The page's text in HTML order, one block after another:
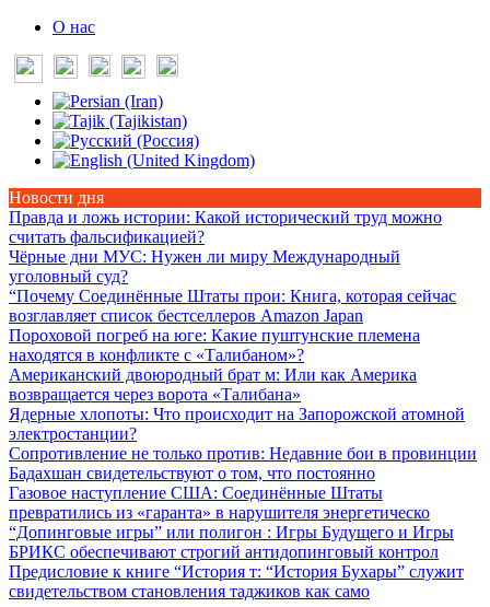
О нас
Новости дня
Правда и ложь истории: Какой исторический труд можно
считать фальсификацией?
Чёрные дни МУС: Нужен ли миру Международный
уголовный суд?
“Почему Соединённые Штаты прои: Книга, которая сейчас
возглавляет список бестселлеров Amazon Japan
Пороховой погреб на юге: Какие пуштунские племена
находятся в конфликте с «Талибаном»?
Американский двоюродный брат м: Или как Америка
возвращается через ворота «Талибана»
Ядерные хлопоты: Что происходит на Запорожской атомной
электростанции?
Сопротивление не только против: Недавние бои в провинции
Бадахшан свидетельствуют о том, что постоянно
Газовое наступление США: Соединённые Штаты
превратились из «гаранта» в нарушителя энергетическо
“Допинговые игры” или полигон : Игры Будущего и Игры
БРИКС обеспечивают строгий антидопинговый контрол
Предисловие к книге “История т: “История Бухары” служит
свидетельством становления таджиков как само